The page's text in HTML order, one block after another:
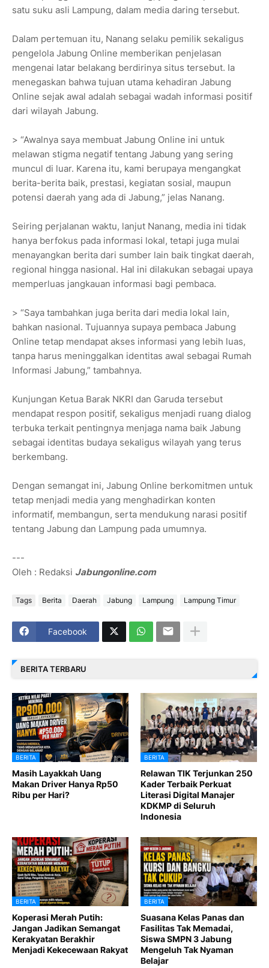
satu suku asli Lampung, dalam media daring tersebut.
Dalam pertemuan itu, Nanang selaku pemilik sekaligus
pengelola Jabung Online memberikan penjelasan
mengenai latar belakang berdirinya situs tersebut. Ia
menegaskan bahwa tujuan utama kehadiran Jabung
Online sejak awal adalah sebagai wadah informasi positif
dari wilayah Jabung.
> “Awalnya saya membuat Jabung Online ini untuk
melawan stigma negatif tentang Jabung yang sering
muncul di luar. Karena itu, kami berupaya mengangkat
berita-berita baik, prestasi, kegiatan sosial, maupun
potensi daerah yang ada di Jabung,” jelas Nanang.
Seiring perjalanan waktu, lanjut Nanang, media ini tidak
hanya berfokus pada informasi lokal, tetapi juga mulai
menayangkan berita dari sumber lain baik tingkat daerah,
regional hingga nasional. Hal ini dilakukan sebagai upaya
memperluas jangkauan informasi bagi pembaca.
> “Saya tambahkan juga berita dari media lokal lain,
bahkan nasional. Tujuannya supaya pembaca Jabung
Online tetap mendapat akses informasi yang lebih luas,
tanpa harus meninggalkan identitas awal sebagai Rumah
Informasi Jabung,” tambahnya.
Kunjungan Ketua Barak NKRI dan Garuda tersebut
mendapat respon positif, sekaligus menjadi ruang dialog
terbuka terkait pentingnya menjaga nama baik Jabung
sebagai identitas budaya sekaligus wilayah yang terus
berkembang.
Dengan semangat ini, Jabung Online berkomitmen untuk
tetap menjadi media yang menghadirkan konten
informatif, membangun, serta mendukung narasi positif
tentang Jabung dan Lampung pada umumnya.
---
Oleh : Redaksi Jabungonline.com
Tags Berita Daerah Jabung Lampung Lampung Timur
Facebook
BERITA TERBARU
BERITA
Masih Layakkah Uang
Makan Driver Hanya Rp50
Ribu per Hari?
BERITA
Relawan TIK Terjunkan 250
Kader Terbaik Perkuat
Literasi Digital Manajer
KDKMP di Seluruh
Indonesia
BERITA
Koperasi Merah Putih:
Jangan Jadikan Semangat
Kerakyatan Berakhir
Menjadi Kekecewaan Rakyat
BERITA
Suasana Kelas Panas dan
Fasilitas Tak Memadai,
Siswa SMPN 3 Jabung
Mengeluh Tak Nyaman
Belajar